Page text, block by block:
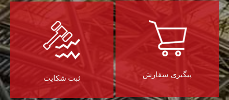
پیگیری سفارش ثبت شکایت